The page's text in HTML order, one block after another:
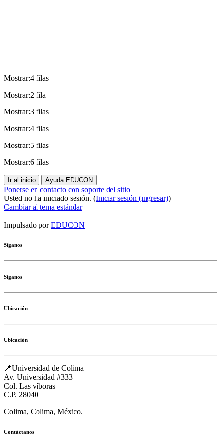
Mostrar:4 filas
Mostrar:2 fila
Mostrar:3 filas
Mostrar:4 filas
Mostrar:5 filas
Mostrar:6 filas
Ir al inicio Ayuda EDUCON
Ponerse en contacto con soporte del sitio
Usted no ha iniciado sesión. (Iniciar sesión (ingresar))
Cambiar al tema estándar
Impulsado porEDUCON
Síganos
Síganos
Ubicación
Ubicación
📍Universidad de Colima
Av. Universidad #333
Col. Las víboras
C.P. 28040
Colima, Colima, México.
Contáctanos